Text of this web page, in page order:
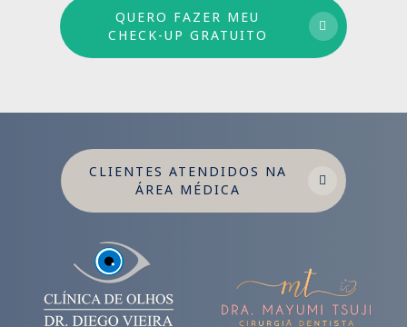
QUERO FAZER MEU
CHECK-UP GRATUITO
CLIENTES ATENDIDOS NA
ÁREA MÉDICA